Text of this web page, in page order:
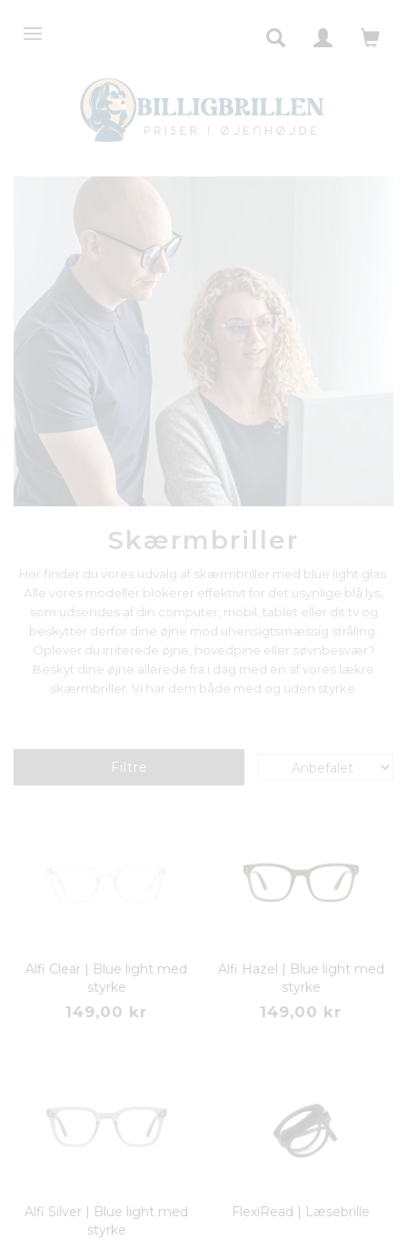
Skærmbriller
Her finder du vores udvalg af skærmbriller med blue light glas.
Alle vores modeller blokerer effektivt for det usynlige blå lys,
som udsendes af din computer, mobil, tablet eller dit tv og
beskytter derfor dine øjne mod uhensigtsmæssig stråling.
Oplever du irriterede øjne, hovedpine eller søvnbesvær?
Beskyt dine øjne allerede fra i dag med en af vores lækre
skærmbriller. Vi har dem både med og uden styrke.
Filtre
Alfi Clear | Blue light med
styrke
149,00 kr
Alfi Hazel | Blue light med
styrke
149,00 kr
Alfi Silver | Blue light med
styrke
FlexiRead | Læsebrille